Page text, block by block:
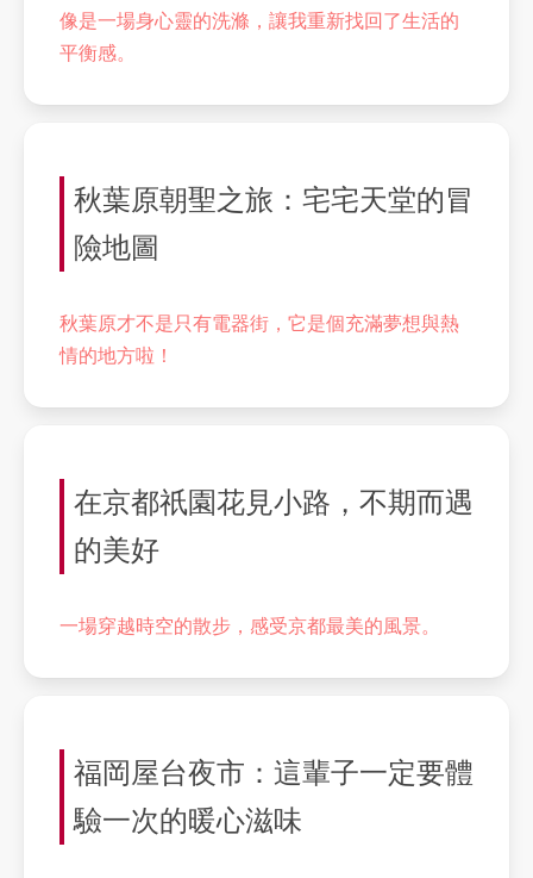
像是一場身心靈的洗滌，讓我重新找回了生活的
平衡感。
秋葉原朝聖之旅：宅宅天堂的冒
險地圖
秋葉原才不是只有電器街，它是個充滿夢想與熱
情的地方啦！
在京都祇園花見小路，不期而遇
的美好
一場穿越時空的散步，感受京都最美的風景。
福岡屋台夜市：這輩子一定要體
驗一次的暖心滋味